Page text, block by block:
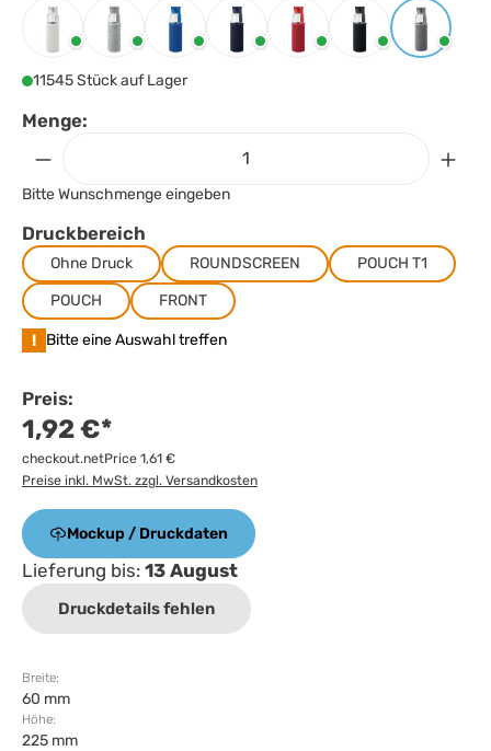
Farbe auswählen
Beige Grau Königsblau MarineblauRot Schwarz Steingrau
11545 Stück auf Lager
Menge:
Bitte Wunschmenge eingeben
Druckbereich
Ohne Druck ROUNDSCREEN
POUCH T1
POUCH
FRONT
! Bitte eine Auswahl treffen
Preis:
1,92 €*
checkout.netPrice 1,61 €
Preise inkl. MwSt. zzgl. Versandkosten
Mockup / Druckdaten
Lieferung bis: 13 August
Druckdetails fehlen
Breite:
60 mm
Höhe:
225 mm